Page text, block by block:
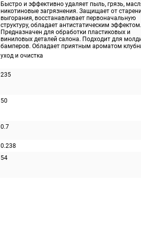
Быстро и эффективно удаляет пыль, грязь,
никотиновые загрязнения. Защищает от
выгорания, восстанавливает первоначальную
структуру, обладает антистатическим эффектом.
Предназначен для обработки пластиковых и
виниловых деталей салона. Подходит для
бамперов. Обладает приятным ароматом
уход и очистка
235
50
0.7
0.238
54